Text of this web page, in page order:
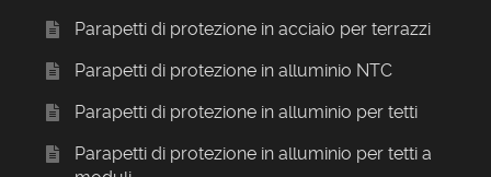
Parapetti di protezione in acciaio per terrazzi
Parapetti di protezione in alluminio NTC
Parapetti di protezione in alluminio per tetti
Parapetti di protezione in alluminio per tetti a